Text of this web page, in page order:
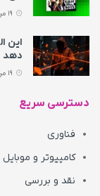
این
دهد
دسترسی سریع
فناوری
کامپیوتر و موبایل
نقد و بررسی